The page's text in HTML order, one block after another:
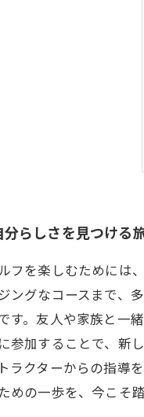
らしさを見つける
フを楽しむためには
ングなコースまで、
す。友人や家族と一
参加することで、新
ラクターからの指導
めの一歩を、今こそ